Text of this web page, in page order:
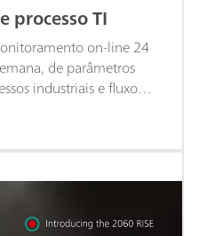
processo TI
on-line 24
de parâmetros
industriais e fluxos